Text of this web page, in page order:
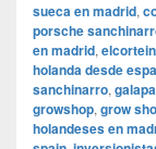
sueca en madrid,
porsche
en madrid,
holanda desde
sanchinarro,
growshop, grow
holandeses en